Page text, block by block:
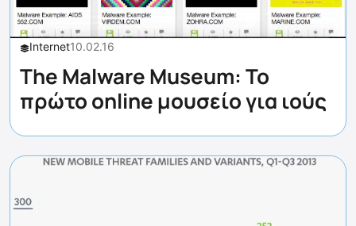
Internet10.02.16
The Malware Museum: Το
πρώτο online μουσείο για ιούς